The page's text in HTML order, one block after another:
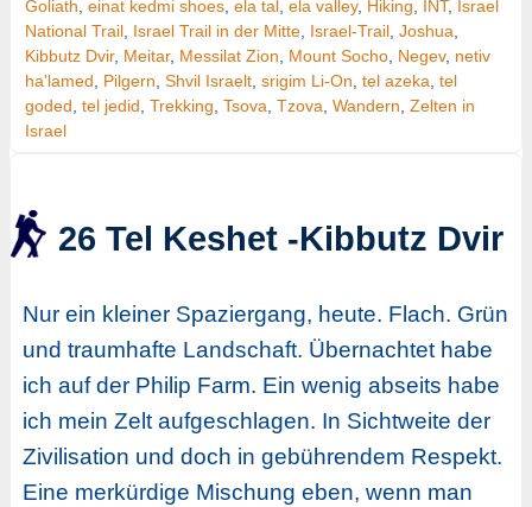
Goliath, einat kedmi shoes, ela tal, ela valley, Hiking, INT, Israel
National Trail, Israel Trail in der Mitte, Israel-Trail, Joshua,
Kibbutz Dvir, Meitar, Messilat Zion, Mount Socho, Negev, netiv
ha'lamed, Pilgern, Shvil Israelt, srigim Li-On, tel azeka, tel
goded, tel jedid, Trekking, Tsova, Tzova, Wandern, Zelten in
Israel
26 Tel Keshet -Kibbutz Dvir
Nur ein kleiner Spaziergang, heute. Flach. Grün
und traumhafte Landschaft. Übernachtet habe
ich auf der Philip Farm. Ein wenig abseits habe
ich mein Zelt aufgeschlagen. In Sichtweite der
Zivilisation und doch in gebührendem Respekt.
Eine merkürdige Mischung eben, wenn man